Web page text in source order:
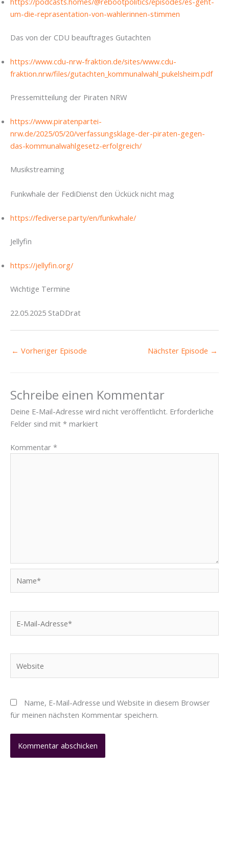
um-die-reprasentation-von-wahlerinnen-stimmen
Das von der CDU beauftrages Gutachten
https://www.cdu-nrw-fraktion.de/sites/www.cdu-
fraktion.nrw/files/gutachten_kommunalwahl_pukelsheim.pdf
Pressemitteilung der Piraten NRW
https://www.piratenpartei-
nrw.de/2025/05/20/verfassungsklage-der-piraten-gegen-
das-kommunalwahlgesetz-erfolgreich/
Musikstreaming
Funkwhale der FediDienst den Ückück nicht mag
https://fediverse.party/en/funkwhale/
Jellyfin
https://jellyfin.org/
Wichtige Termine
22.05.2025 StaDDrat
← Vorheriger Episode Nächster Episode →
Schreibe einen Kommentar
Deine E-Mail-Adresse wird nicht veröffentlicht. Erforderliche
Felder sind mit * markiert
Kommentar *
Mail-
Name, E-Mail-Adresse und Website in diesem Browser
für meinen nächsten Kommentar speichern.